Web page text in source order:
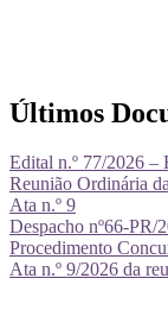
Últimos
Edital n.º 77/2026 –
Reunião Ordinária
Ata n.º 9
Despacho nº66-PR/
Procedimento
Ata n.º 9/2026 da